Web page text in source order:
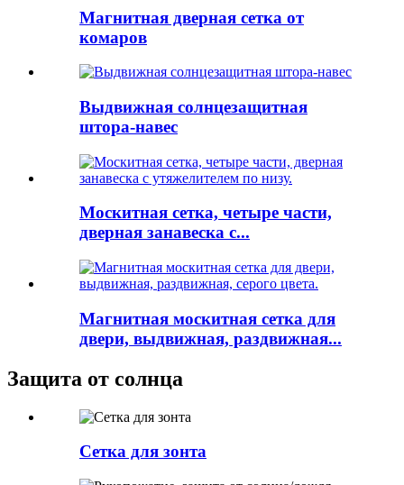
Магнитная дверная сетка от
комаров
Выдвижная солнцезащитная
штора-навес
Москитная сетка, четыре части,
дверная занавеска с...
Магнитная москитная сетка для
двери, выдвижная, раздвижная...
Защита от солнца
Сетка для зонта